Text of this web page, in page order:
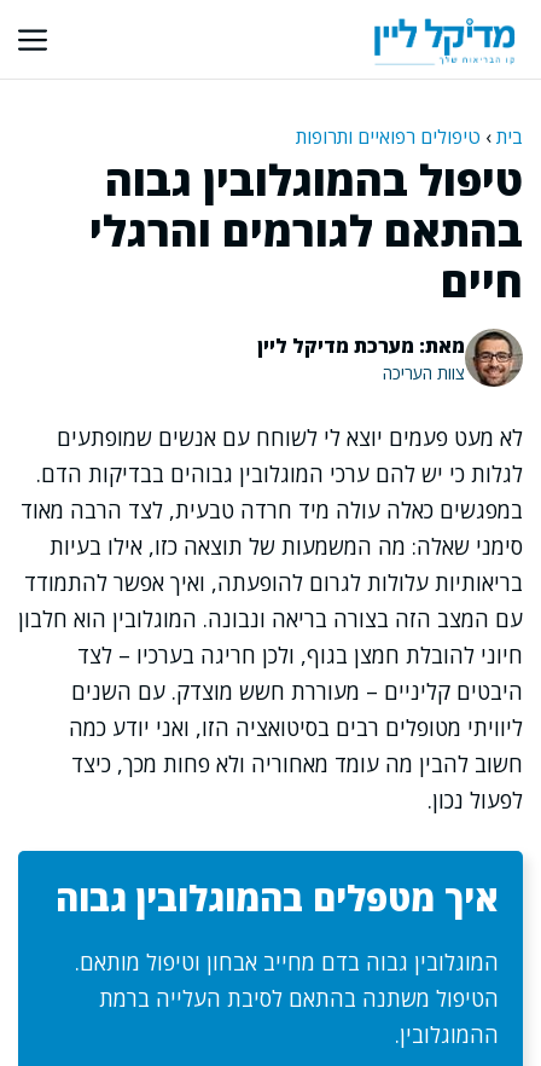
לתוכן
בית› טיפולים רפואיים ותרופות
טיפול בהמוגלובין גבוה
בהתאם לגורמים והרגלי
חיים
מאת: מערכת מדיקל ליין
צוות העריכה
לא מעט פעמים יוצא לי לשוחח עם אנשים שמופתעים
לגלות כי יש להם ערכי המוגלובין גבוהים בבדיקות הדם.
במפגשים כאלה עולה מיד חרדה טבעית, לצד הרבה מאוד
סימני שאלה: מה המשמעות של תוצאה כזו, אילו בעיות
בריאותיות עלולות לגרום להופעתה, ואיך אפשר להתמודד
עם המצב הזה בצורה בריאה ונבונה. המוגלובין הוא חלבון
חיוני להובלת חמצן בגוף, ולכן חריגה בערכיו – לצד
היבטים קליניים – מעוררת חשש מוצדק. עם השנים
ליוויתי מטופלים רבים בסיטואציה הזו, ואני יודע כמה
חשוב להבין מה עומד מאחוריה ולא פחות מכך, כיצד
לפעול נכון.
איך מטפלים בהמוגלובין גבוה
המוגלובין גבוה בדם מחייב אבחון וטיפול מותאם.
הטיפול משתנה בהתאם לסיבת העלייה ברמת
ההמוגלובין.